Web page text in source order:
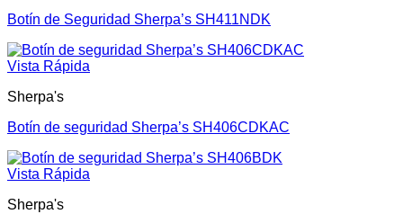
Botín de Seguridad Sherpa’s SH411NDK
Vista Rápida
Sherpa's
Botín de seguridad Sherpa’s SH406CDKAC
Vista Rápida
Sherpa's